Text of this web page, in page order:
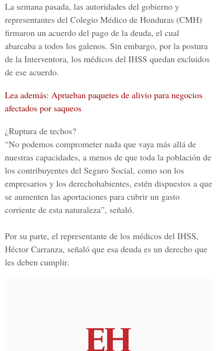
La semana pasada, las autoridades del gobierno y
representantes del Colegio Médico de Honduras (CMH)
firmaron un acuerdo del pago de la deuda, el cual
abarcaba a todos los galenos. Sin embargo, por la postura
de la Interventora, los médicos del IHSS quedan excluidos
de ese acuerdo.
Lea además: Aprueban paquetes de alivio para negocios
afectados por saqueos
¿Ruptura de techos?
“No podemos comprometer nada que vaya más allá de
nuestras capacidades, a menos de que toda la población de
los contribuyentes del Seguro Social, como son los
empresarios y los derechohabientes, estén dispuestos a que
se aumenten las aportaciones para cubrir un gasto
corriente de esta naturaleza”, señaló.
Por su parte, el representante de los médicos del IHSS,
Héctor Carranza, señaló que esa deuda es un derecho que
les deben cumplir.